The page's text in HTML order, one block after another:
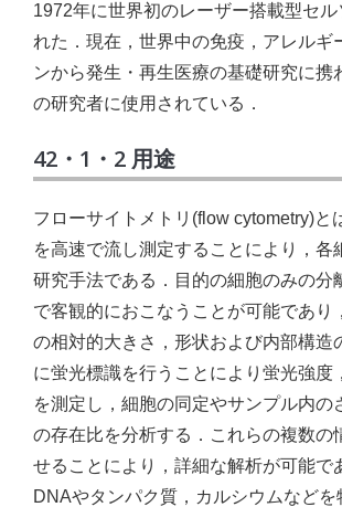
1972年に世界初のレーザー搭載型セル
れた．現在，世界中の免疫，アレルギ
ンから発生・再生医療の基礎研究に携
の研究者に使用されている．
42・1・2 用途
フローサイトメトリ(flow cytometry)と
を高速で流し測定することにより，各
研究手法である．目的の細胞のみの分
で客観的におこなうことが可能であり
の相対的大きさ，形状および内部構造
に蛍光標識を行うことにより蛍光強度
を測定し，細胞の同定やサンプル内の
の存在比を分析する．これらの複数の
せることにより，詳細な解析が可能で
DNAやタンパク質，カルシウムなど